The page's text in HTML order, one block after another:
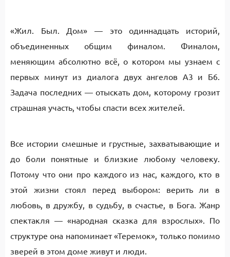
«Жил. Был. Дом» — это одиннадцать историй,
объединенных общим финалом. Финалом,
меняющим абсолютно всё, о котором мы узнаем с
первых минут из диалога двух ангелов А3 и Б6.
Задача последних — отыскать дом, которому грозит
страшная участь, чтобы спасти всех жителей.
Все истории смешные и грустные, захватывающие и
до боли понятные и близкие любому человеку.
Потому что они про каждого из нас, каждого, кто в
этой жизни стоял перед выбором: верить ли в
любовь, в дружбу, в судьбу, в счастье, в Бога. Жанр
спектакля — «народная сказка для взрослых». По
структуре она напоминает «Теремок», только помимо
зверей в этом доме живут и люди.